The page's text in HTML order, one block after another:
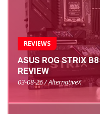
REVIEWS
ASUS ROG STRIX
REVIEW
03-08-26 / AlternativeX